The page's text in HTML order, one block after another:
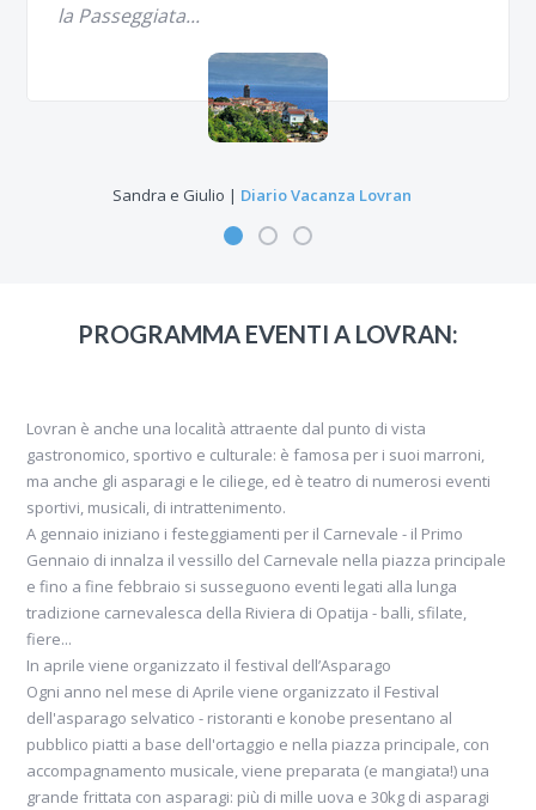
la Passeggiata...
Sandra e Giulio | Diario Vacanza Lovran
l'appartamento dove abbiamo alloggiato
maggiormente provvista di utensili della
nostra..
Daniela e Marco | diario vacanza Lovran
Il centro storico di Lovran merita una visita.
Sulla piazza centrale si affacciano la chiesa
PROGRAMMA EVENTI A LOVRAN:
Lovran è anche una località attraente dal punto di vista
gastronomico, sportivo e culturale: è famosa per i suoi marroni,
ma anche gli asparagi e le ciliege, ed è teatro di numerosi eventi
sportivi, musicali, di intrattenimento.
A gennaio iniziano i festeggiamenti per il Carnevale - il Primo
Gennaio di innalza il vessillo del Carnevale nella piazza principale
e fino a fine febbraio si susseguono eventi legati alla lunga
tradizione carnevalesca della Riviera di Opatija - balli, sfilate,
fiere...
In aprile viene organizzato il festival dell’Asparago
Ogni anno nel mese di Aprile viene organizzato il Festival
dell'asparago selvatico - ristoranti e konobe presentano al
pubblico piatti a base dell'ortaggio e nella piazza principale, con
accompagnamento musicale, viene preparata (e mangiata!) una
grande frittata con asparagi: più di mille uova e 30kg di asparagi